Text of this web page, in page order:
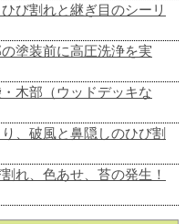
び割れと継ぎ目のシーリ
塗装前に高圧洗浄を実
木部（ウッドデッキな
、破風と鼻隠しのひび割
れ、色あせ、苔の発生！